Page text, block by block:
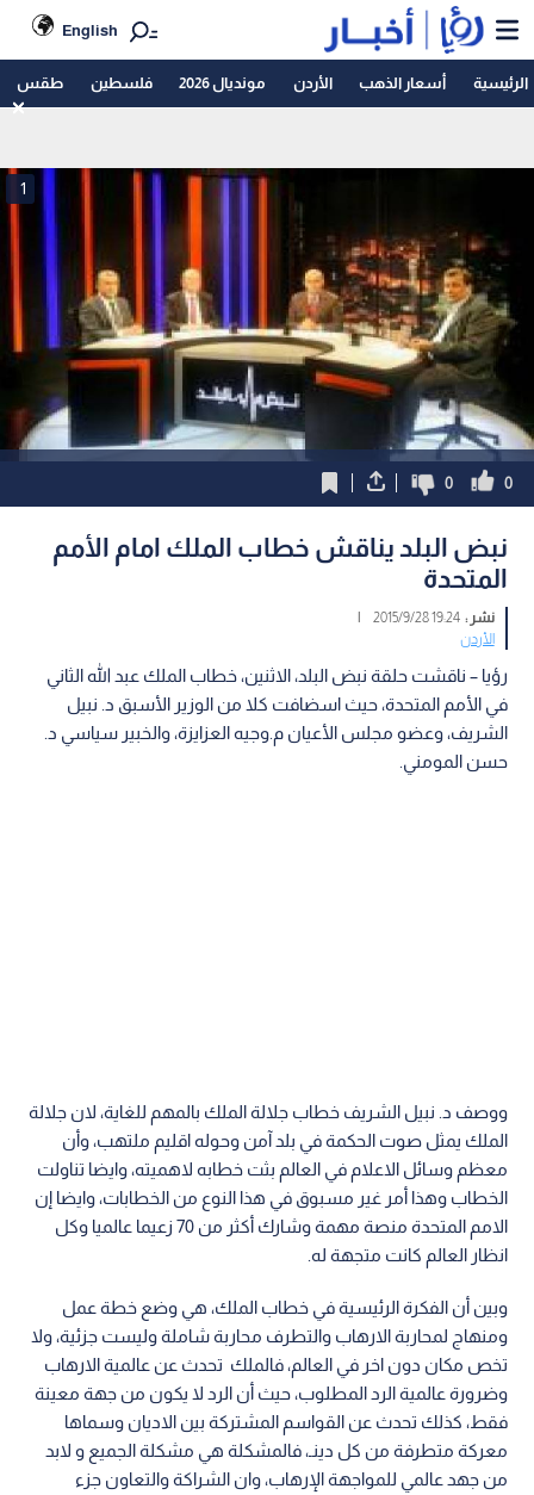
English
الرئيسية أسعار الذهب الأردن مونديال 2026 فلسطين طقس
1
0
0
نبض البلد يناقش خطاب الملك امام الأمم
المتحدة
نشر :19:24 2015/9/28
|
الأردن
رؤيا – ناقشت حلقة نبض البلد، الاثنين، خطاب الملك عبد الله الثاني
في الأمم المتحدة، حيث اسضافت كلا من الوزير الأسبق د. نبيل
الشريف، وعضو مجلس الأعيان م.وجيه العزايزة، والخبير سياسي د.
حسن المومني.
ووصف د. نبيل الشريف خطاب جلالة الملك بالمهم للغاية، لان جلالة
الملك يمثل صوت الحكمة في بلد آمن وحوله اقليم ملتهب، وأن
معظم وسائل الاعلام في العالم بثت خطابه لاهميته، وايضا تناولت
الخطاب وهذا أمر غير مسبوق في هذا النوع من الخطابات، وايضا إن
الامم المتحدة منصة مهمة وشارك أكثر من 70 زعيما عالميا وكل
انظار العالم كانت متجهة له.
وبين أن الفكرة الرئيسية في خطاب الملك، هي وضع خطة عمل
ومنهاج لمحاربة الارهاب والتطرف محاربة شاملة وليست جزئية، ولا
تخص مكان دون اخر في العالم، فالملك تحدث عن عالمية الارهاب
وضرورة عالمية الرد المطلوب، حيث أن الرد لا يكون من جهة معينة
فقط، كذلك تحدث عن القواسم المشتركة بين الاديان وسماها
معركة متطرفة من كل دينـ، فالمشكلة هي مشكلة الجميع و لابد
من جهد عالمي للمواجهة الإرهاب، وان الشراكة والتعاون جزء